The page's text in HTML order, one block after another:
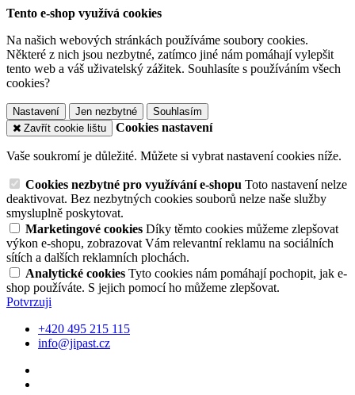
Tento e-shop využívá cookies
Na našich webových stránkách používáme soubory cookies.
Některé z nich jsou nezbytné, zatímco jiné nám pomáhají vylepšit
tento web a váš uživatelský zážitek. Souhlasíte s používáním všech
cookies?
Nastavení Jen nezbytné
Souhlasím
Zavřít cookie lištu
Cookies nastavení
Vaše soukromí je důležité. Můžete si vybrat nastavení cookies níže.
Cookies nezbytné pro využívání e-shopu Toto nastavení nelze
deaktivovat. Bez nezbytných cookies souborů nelze naše služby
smysluplně poskytovat.
Marketingové cookies Díky těmto cookies můžeme zlepšovat
výkon e-shopu, zobrazovat Vám relevantní reklamu na sociálních
sítích a dalších reklamních plochách.
Analytické cookies Tyto cookies nám pomáhají pochopit, jak e-
shop používáte. S jejich pomocí ho můžeme zlepšovat.
Potvrzuji
+420 495 215 115
info@jipast.cz